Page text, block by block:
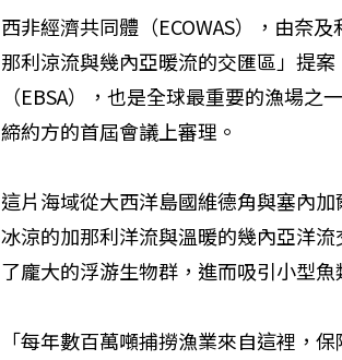
西非經濟共同體（ECOWAS），由奈
那利涼流與幾內亞暖流的交匯區」提
（EBSA），也是全球最重要的漁場之
締約方的首屆會議上審理。
這片海域從大西洋島國維德角與塞內
冰涼的加那利洋流與溫暖的幾內亞洋
了龐大的浮游生物群，進而吸引小型魚
「每年數百萬噸捕撈漁業來自這裡，